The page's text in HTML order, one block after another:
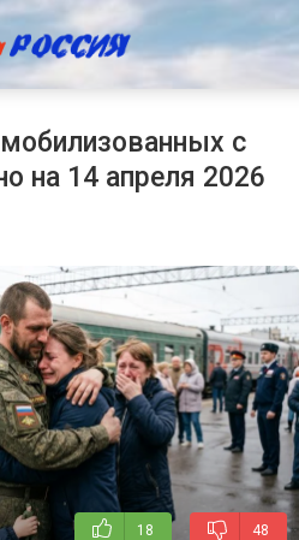
с
на 14 апреля 2026
18 48